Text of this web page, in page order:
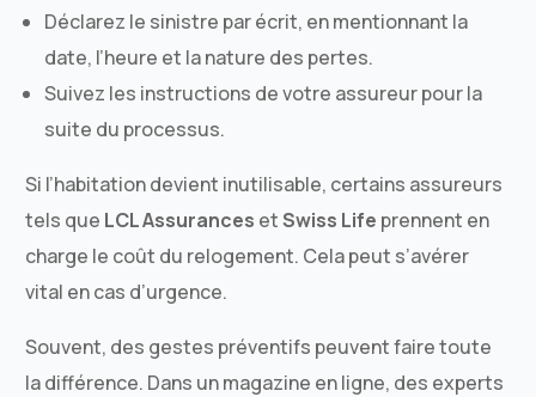
Déclarez le sinistre par écrit, en mentionnant la
date, l’heure et la nature des pertes.
Suivez les instructions de votre assureur pour la
suite du processus.
Si l’habitation devient inutilisable, certains assureurs
tels que LCL Assurances etSwiss Life prennent en
charge le coût du relogement. Cela peut s’avérer
vital en cas d’urgence.
Souvent, des gestes préventifs peuvent faire toute
la différence. Dans un magazine en ligne, des experts